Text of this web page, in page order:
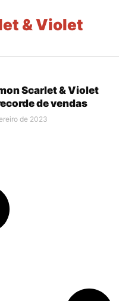
& Violet
Scarlet & Violet
de vendas
de 2023